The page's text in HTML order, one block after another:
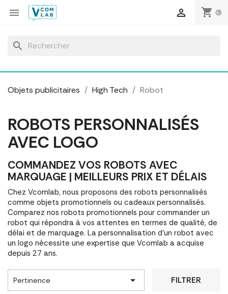
 shopping_cart (0)

search
Objets publicitaires High Tech Robot
ROBOTS PERSONNALISÉS
AVEC LOGO
COMMANDEZ VOS ROBOTS AVEC
MARQUAGE | MEILLEURS PRIX ET DÉLAIS
Chez Vcomlab, nous proposons des robots personnalisés
comme objets promotionnels ou cadeaux personnalisés.
Comparez nos robots promotionnels pour commander un
robot qui répondra à vos attentes en termes de qualité, de
délai et de marquage. La personnalisation d'un robot avec
un logo nécessite une expertise que Vcomlab a acquise
depuis 27 ans.
Pertinence  FILTRER
Panneau de gestion des cookies